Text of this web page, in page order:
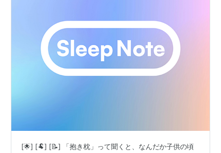
[🌟] [🐏] [📝] 「抱き枕」って聞くと、なんだか子供の頃